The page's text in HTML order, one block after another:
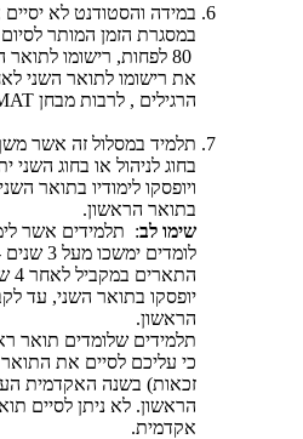
במידה והסטודנט לא
במסגרת הזמן המותר
80 לפחות, רישומו
את רישומו לתואר השני
הרגילים , לרבות מבחן GMAT/ פסיכומטרי.
תלמיד במסלול זה אשר
ויופסקו לימודיו בתואר
בתואר הראשון.
שימו לב: תלמידים אשר
לומדים
יופסקו בתואר השני, עד
הראשון.
כי עליכם לסיים את
זכאות) בשנה האקדמית
הראשון. לא ניתן לסיים
אקדמית.